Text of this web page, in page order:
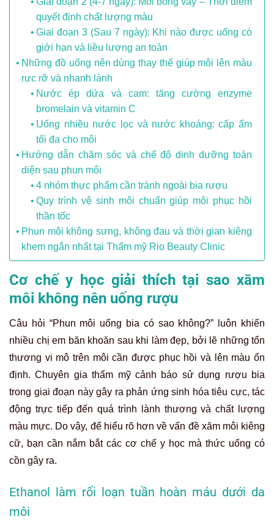
quyết định chất lượng màu
Giai đoạn 3 (Sau 7 ngày): Khi nào được uống có
giới hạn và liều lượng an toàn
Những đồ uống nên dùng thay thế giúp môi lên màu
rực rỡ và nhanh lành
Nước ép dứa và cam: tăng cường enzyme
bromelain và vitamin C
Uống nhiều nước lọc và nước khoáng: cấp ẩm
tối đa cho môi
Hướng dẫn chăm sóc và chế độ dinh dưỡng toàn
diện sau phun môi
4 nhóm thực phẩm cần tránh ngoài bia rượu
Quy trình vệ sinh môi chuẩn giúp môi phục hồi
thần tốc
Phun môi không sưng, không đau và thời gian kiêng
khem ngắn nhất tại Thẩm mỹ Rio Beauty Clinic
Cơ chế y học giải thích tại sao xăm
môi không nên uống rượu
Câu hỏi “Phun môi uống bia có sao không?” luôn khiến
nhiều chị em băn khoăn sau khi làm đẹp, bởi lẽ những tổn
thương vi mô trên môi cần được phục hồi và lên màu ổn
định. Chuyên gia thẩm mỹ cảnh báo sử dụng rượu bia
trong giai đoạn này gây ra phản ứng sinh hóa tiêu cực, tác
động trực tiếp đến quá trình lành thương và chất lượng
màu mực. Do vậy, để hiểu rõ hơn về vấn đề xăm môi kiêng
cữ, bạn cần nắm bắt các cơ chế y học mà thức uống có
cồn gây ra.
Ethanol làm rối loạn tuần hoàn máu dưới da
môi